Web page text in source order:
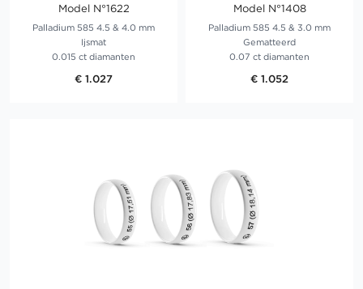
Model N°1622
Palladium 585 4.5 & 4.0 mm
Ijsmat
0.015 ct diamanten
€ 1.027
Model N°1408
Palladium 585 4.5 & 3.0 mm
Gematteerd
0.07 ct diamanten
€ 1.052